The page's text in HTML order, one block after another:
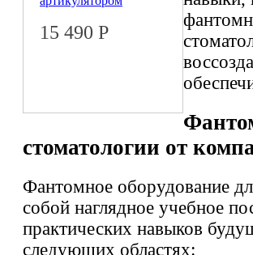
15 490 Р
стоматологии от
Фантомное оборудование
собой наглядное учебное
практических навыков
следующих областях: